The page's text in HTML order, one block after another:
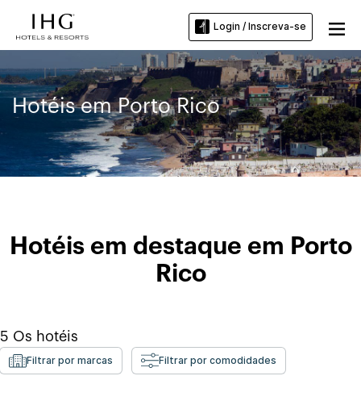
Login / Inscreva-se
Hotéis em Porto Rico
Hotéis em destaque em Porto
Rico
5 Os hotéis
Filtrar por marcas Filtrar por comodidades